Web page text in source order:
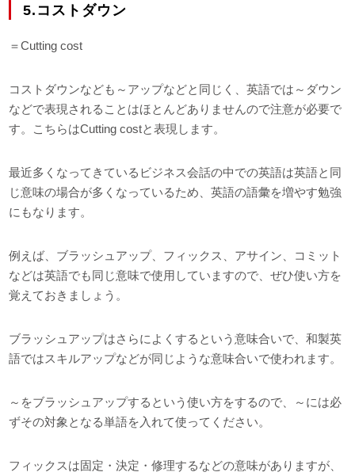
5.コストダウン
＝Cutting cost
コストダウンなども～アップなどと同じく、英語では～ダウン
などで表現されることはほとんどありませんので注意が必要で
す。こちらはCutting costと表現します。
最近多くなってきているビジネス会話の中での英語は英語と同
じ意味の場合が多くなっているため、英語の語彙を増やす勉強
にもなります。
例えば、ブラッシュアップ、フィックス、アサイン、コミット
などは英語でも同じ意味で使用していますので、ぜひ使い方を
覚えておきましょう。
ブラッシュアップはさらによくするという意味合いで、和製英
語ではスキルアップなどが同じような意味合いで使われます。
～をブラッシュアップするという使い方をするので、～には必
ずその対象となる単語を入れて使ってください。
フィックスは固定・決定・修理するなどの意味がありますが、